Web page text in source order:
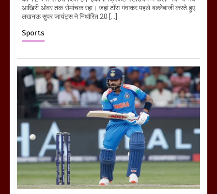
आखिरी ओवर तक रोमांचक रहा। जहां टॉस गंवाकर पहले बल्लेबाजी करते हुए
लखनऊ सुपर जायंट्स ने निर्धारित 20 […]
Sports